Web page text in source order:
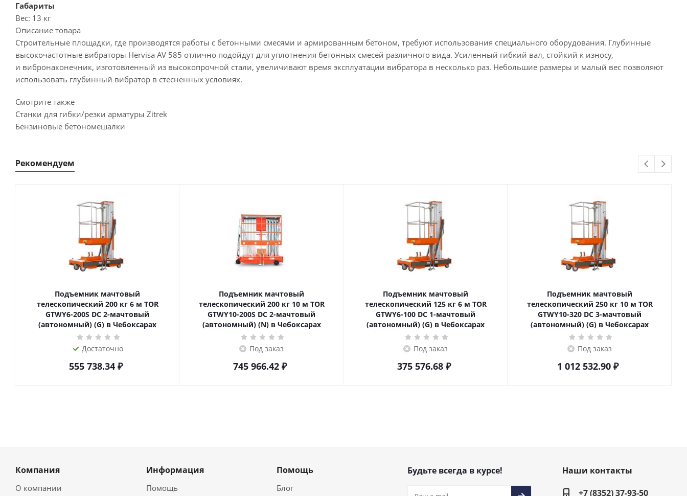
Габариты
Вес: 13 кг
Описание товара
Строительные площадки, где производятся работы с бетонными смесями и армированным бетоном, требуют использования специального оборудования. Глубинные
высокочастотные вибраторы Hervisa AV 585 отлично подойдут для уплотнения бетонных смесей различного вида. Усиленный гибкий вал, стойкий к износу,
и вибронаконечник, изготовленный из высокопрочной стали, увеличивают время эксплуатации вибратора в несколько раз. Небольшие размеры и малый вес позволяют
использовать глубинный вибратор в стесненных условиях.
Смотрите также
Станки для гибки/резки арматуры Zitrek
Бензиновые бетономешалки
Рекомендуем
Подъемник мачтовый
телескопический 200 кг 6 м TOR
GTWY6-200S DC 2-мачтовый
(автономный) (G) в Чебоксарах
Достаточно
555 738.34₽
Подъемник мачтовый
телескопический 200 кг 10 м TOR
GTWY10-200S DC 2-мачтовый
(автономный) (N) в Чебоксарах
Под заказ
745 966.42₽
Подъемник мачтовый
телескопический 125 кг 6 м TOR
GTWY6-100 DC 1-мачтовый
(автономный) (G) в Чебоксарах
Под заказ
375 576.68₽
Подъемник мачтовый
телескопический 250 кг 10 м TOR
GTWY10-320 DC 3-мачтовый
(автономный) (G) в Чебоксарах
Под заказ
1 012 532.90 ₽
Компания
О компании
Информация
Помощь
Помощь
Блог
Будьте всегда в курсе!
Наши контакты
+7 (8352) 37-93-50